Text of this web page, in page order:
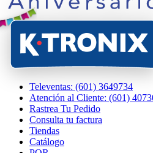
Televentas: (601) 3649734
Atención al Cliente: (601)
Rastrea Tu Pedido
Consulta tu factura
Tiendas
Catálogo